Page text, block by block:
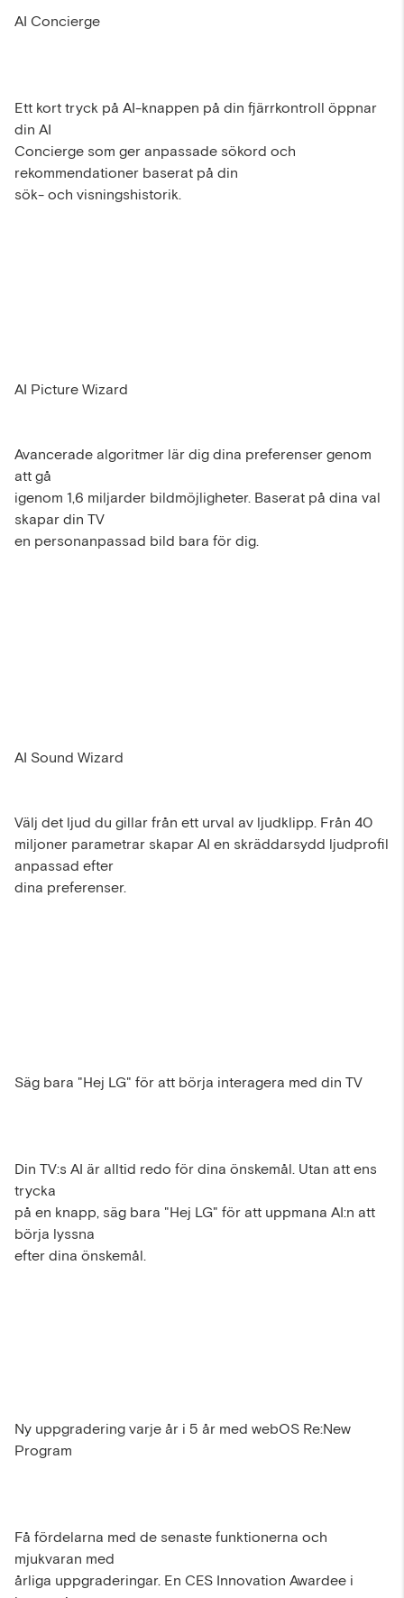
AI Concierge
Ett kort tryck på AI-knappen på din fjärrkontroll öppnar
din AI
Concierge som ger anpassade sökord och
rekommendationer baserat på din
sök- och visningshistorik.
AI Picture Wizard
Avancerade algoritmer lär dig dina preferenser genom
att gå
igenom 1,6 miljarder bildmöjligheter. Baserat på dina val
skapar din TV
en personanpassad bild bara för dig.
AI Sound Wizard
Välj det ljud du gillar från ett urval av ljudklipp. Från 40
miljoner parametrar skapar AI en skräddarsydd ljudprofil
anpassad efter
dina preferenser.
Säg bara "Hej LG" för att börja interagera med din TV
Din TV:s AI är alltid redo för dina önskemål. Utan att ens
trycka
på en knapp, säg bara "Hej LG" för att uppmana AI:n att
börja lyssna
efter dina önskemål.
Ny uppgradering varje år i 5 år med webOS Re:New
Program
Få fördelarna med de senaste funktionerna och
mjukvaran med
årliga uppgraderingar. En CES Innovation Awardee i